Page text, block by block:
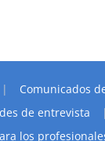
Comunicados
de entrevista
los